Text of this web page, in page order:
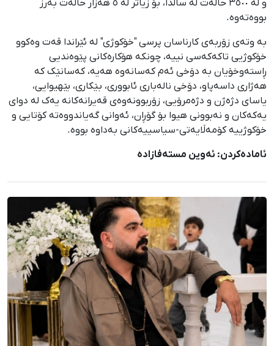
و لە ٣٥٠٠ حاڵەت لە ساڵدا، بۆ زیاتر لە ٥ هەزار حاڵەت بەرز
بووەتەوە.
بە وتەی زۆربەی کارناسان پرسی "خۆکوژی" لە ئێراندا قەت وەکوو
خۆکوژیی تاکەکەسی نییە، چونکە هۆکارەکانی پێوەندیی
ڕاستەوخۆیان بە دۆخی ئەم کەسانەوە هەیە، کەسانێک کە
هەژاری داسەپاو، دۆخی نالەباری ئابووری، بێکاری، بێهیوایی،
یاسای دژەژن و دژەمرۆیی، زۆربوونەوەی قەیرانەکانە یەک لە دوای
یەکەکان و نەبوونی هیوا بۆ گۆڕان، ئەوانی گەیاندووەتە کۆتایی و
خۆکوژییە کۆمەڵایەتی-سیاسییەکانی بەداوە بووە.
ئامادەکردن: ئەوین مستەفازادە